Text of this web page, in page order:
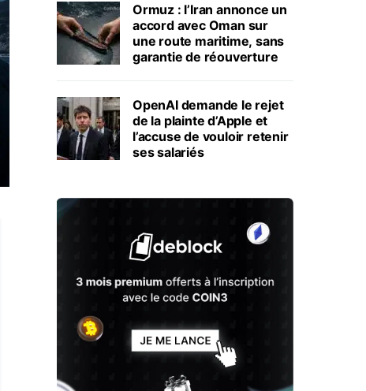
Ormuz : l’Iran annonce un
accord avec Oman sur
une route maritime, sans
garantie de réouverture
OpenAI demande le rejet
de la plainte d’Apple et
l’accuse de vouloir retenir
ses salariés